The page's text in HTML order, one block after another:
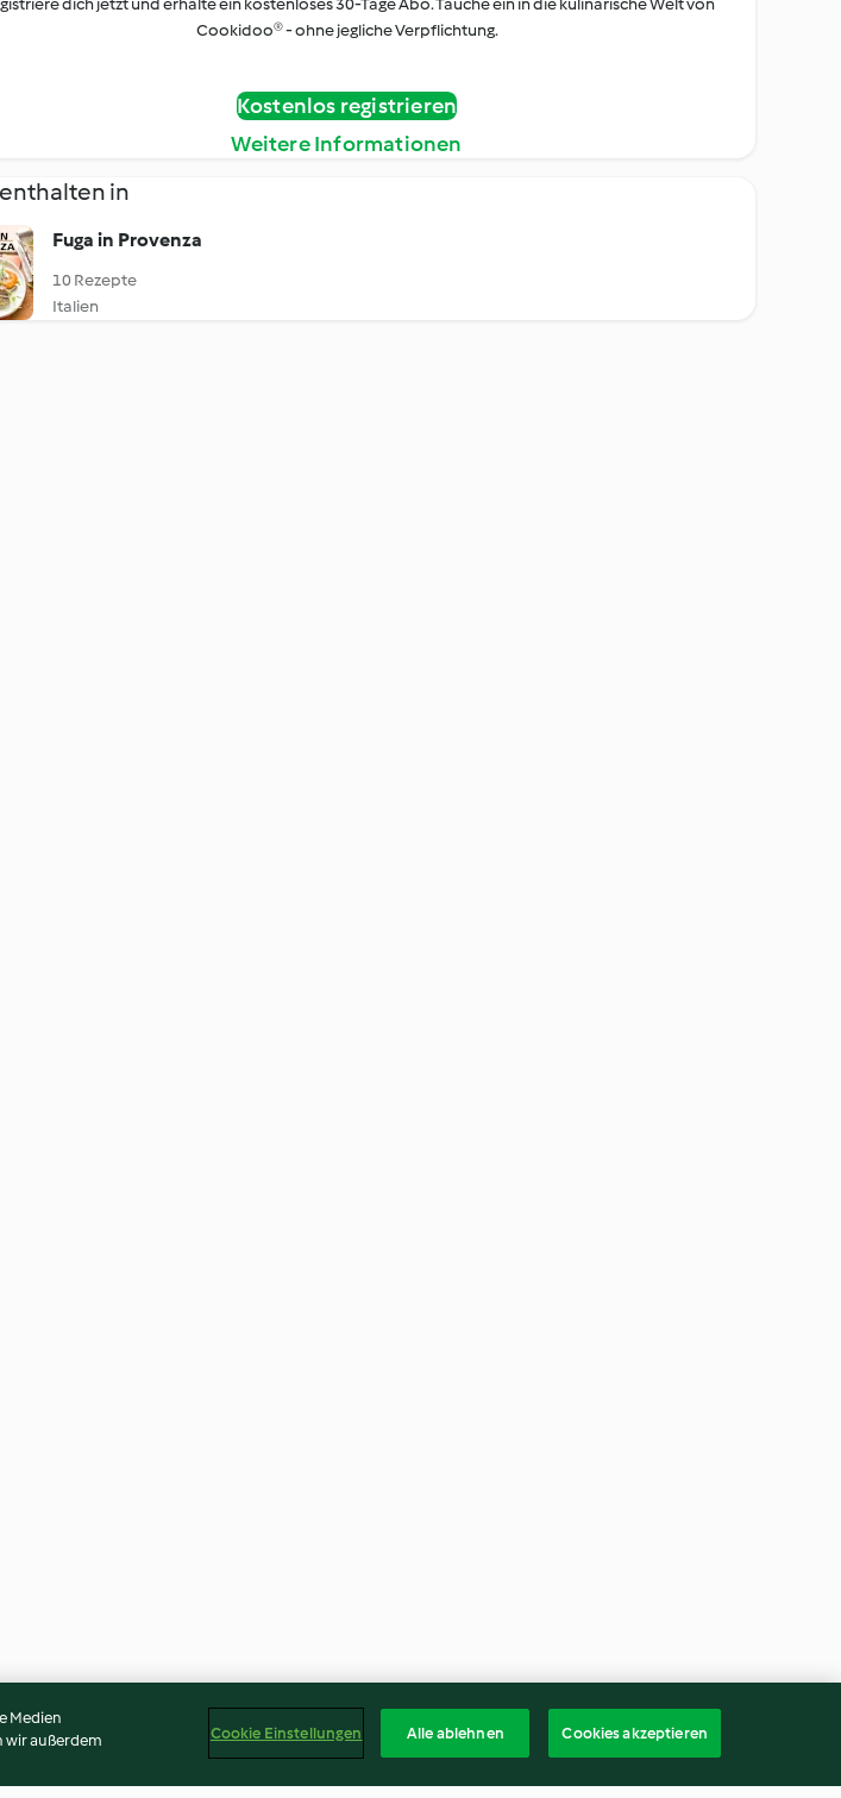
dich jetzt und erhalte ein kostenloses 30-Tage Abo. Tauche ein in die kulinarische Welt von
Cookidoo® - ohne jegliche Verpflichtung.
Kostenlos registrieren
Weitere Informationen
in
Fuga in Provenza
10 Rezepte
Italien
Medien
wir außerdem
Cookie Einstellungen Alle ablehnen Cookies akzeptieren